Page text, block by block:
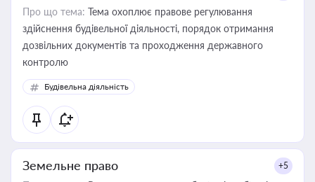
Про що тема: Тема охоплює правове регулювання
здійснення будівельної діяльності, порядок отримання
дозвільних документів та проходження державного
контролю
Будівельна діяльність
Земельне право +5